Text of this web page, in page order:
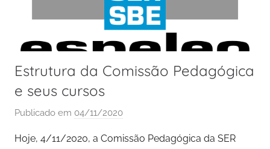
Estrutura da Comissão Pedagógica
e seus cursos
Publicado em 04/11/2020
Hoje, 4/11/2020, a Comissão Pedagógica da SER